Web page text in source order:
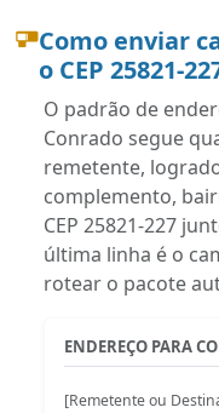
Como enviar
o CEP 25821-
O padrão de
Conrado segue
remetente,
complemento,
CEP 25821-227
última linha é o
rotear o pacote
ENDEREÇO PARA
[Remetente ou